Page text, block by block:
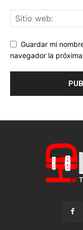
Guardar mi
navegador la